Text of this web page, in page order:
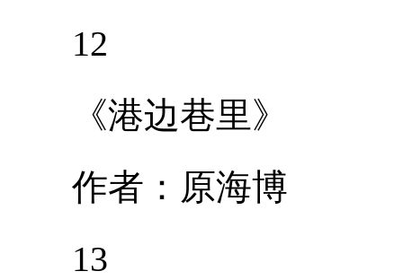
12
《港边巷里》
作者：原海博
13